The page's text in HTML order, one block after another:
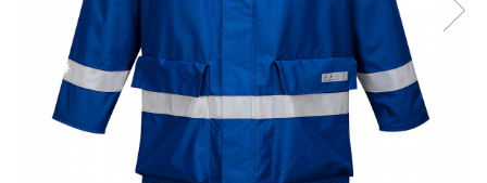
Echere si compasuri
Nivele laser
Rulete si metre
Telemetre
Masini de gaurit si insurubat
Masini de slefuit si rindeluit
Masini multifunctionale
Polizoare unghiulare
Scule electrice de banc
Salopetă cu pieptar
Tricouri
îmbrăcăminte unică folosinţă
Industria Alimentară
Accesorii industria alimentară